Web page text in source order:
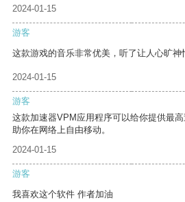
2024-01-15
游客
这款游戏的音乐非常优美，听了让人心旷神
2024-01-15
游客
这款加速器VPM应用程序可以给你提供最
助你在网络上自由移动。
2024-01-15
游客
我喜欢这个软件 作者加油